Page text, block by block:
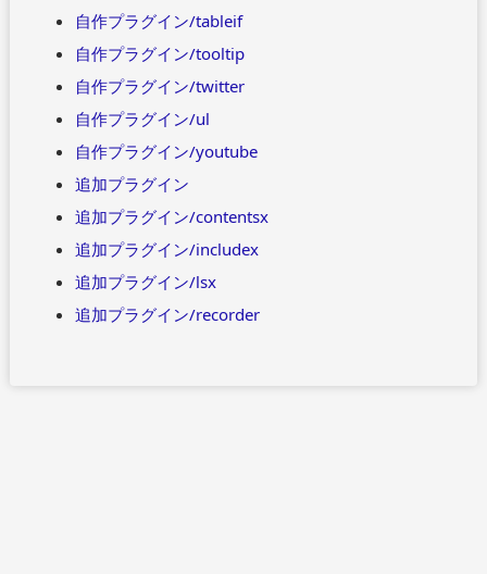
自作プラグイン/tableif
自作プラグイン/tooltip
自作プラグイン/twitter
自作プラグイン/ul
自作プラグイン/youtube
追加プラグイン
追加プラグイン/contentsx
追加プラグイン/includex
追加プラグイン/lsx
追加プラグイン/recorder